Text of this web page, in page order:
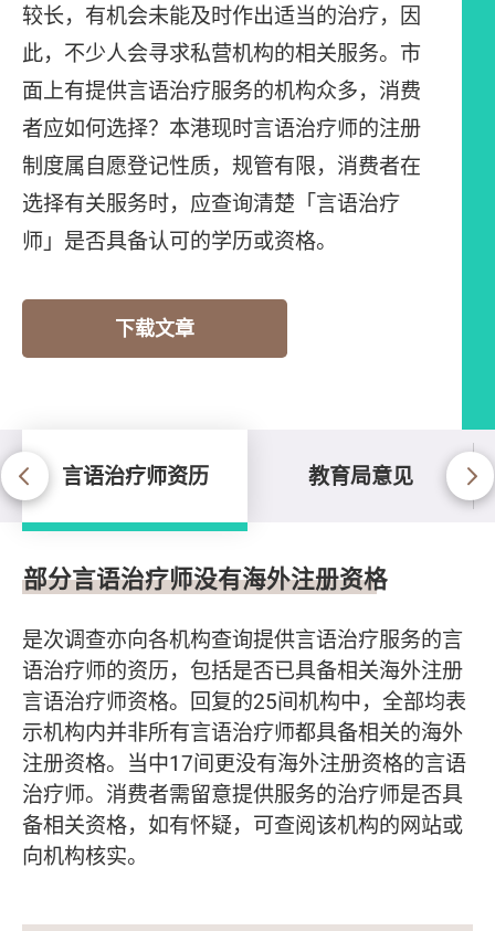
较长，有机会未能及时作出适当的治疗，因
此，不少人会寻求私营机构的相关服务。市
面上有提供言语治疗服务的机构众多，消费
者应如何选择？本港现时言语治疗师的注册
制度属自愿登记性质，规管有限，消费者在
选择有关服务时，应查询清楚「言语治疗
师」是否具备认可的学历或资格。
下载文章
言语治疗师资历 教育局意见
言语治疗师资历
部分言语治疗师没有海外注册资格
是次调查亦向各机构查询提供言语治疗服务的言
语治疗师的资历，包括是否已具备相关海外注册
言语治疗师资格。回复的25间机构中，全部均表
示机构内并非所有言语治疗师都具备相关的海外
注册资格。当中17间更没有海外注册资格的言语
治疗师。消费者需留意提供服务的治疗师是否具
备相关资格，如有怀疑，可查阅该机构的网站或
向机构核实。